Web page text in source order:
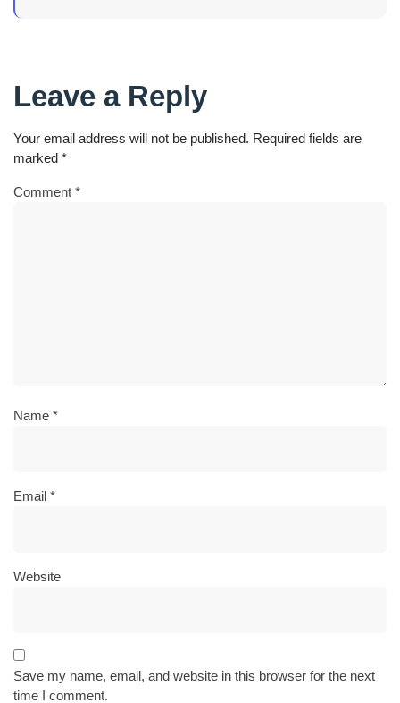
Leave a Reply
Your email address will not be published. Required fields are
marked *
Comment *
Name *
Email *
Website
Save my name, email, and website in this browser for the next
time I comment.